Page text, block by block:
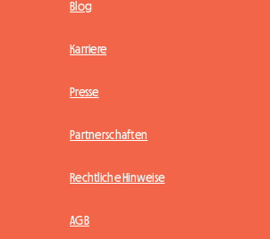
Blog
Karriere
Presse
Partnerschaften
Rechtliche Hinweise
AGB